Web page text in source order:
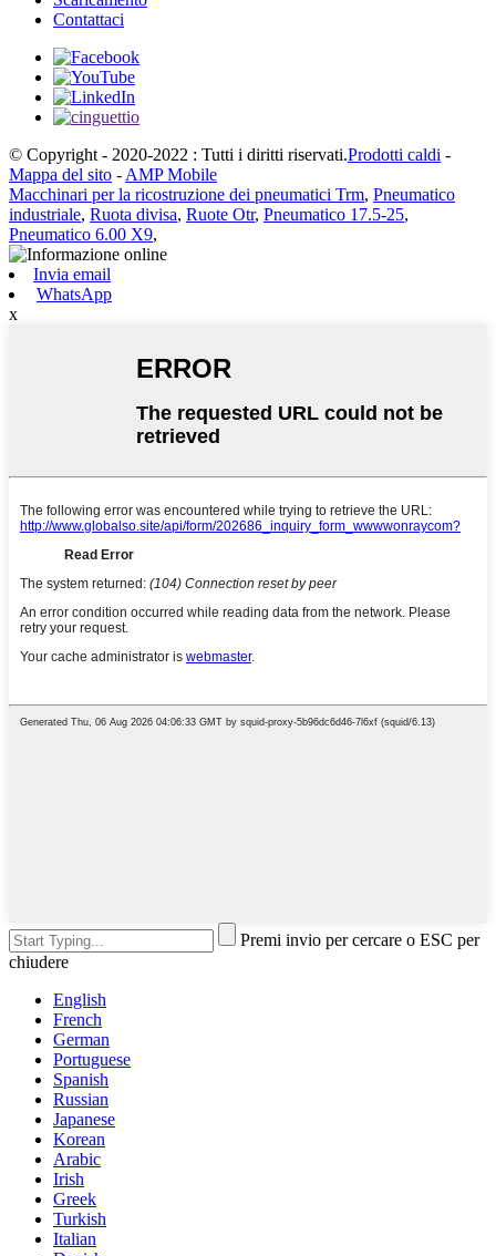
Contattaci
© Copyright - 2020-2022 : Tutti i diritti riservati.Prodotti caldi -
Mappa del sito - AMP Mobile
Macchinari per la ricostruzione dei pneumatici Trm, Pneumatico
industriale, Ruota divisa, Ruote Otr, Pneumatico 17.5-25,
Pneumatico 6.00 X9,
Invia email
WhatsApp
x
Premi invio per cercare o ESC per
chiudere
English
French
German
Portuguese
Spanish
Russian
Japanese
Korean
Arabic
Irish
Greek
Turkish
Italian